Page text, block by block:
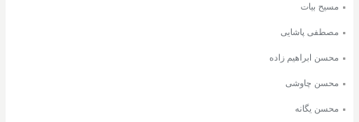
مسیح بیات
مصطفی پاشایی
محسن ابراهیم زاده
محسن چاوشی
محسن یگانه